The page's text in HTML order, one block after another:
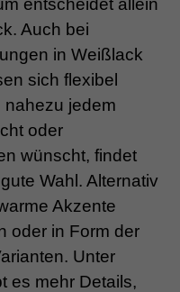
Auch bei
in Weißlack
sich flexibel
jedem
oder
wünscht, findet
Wahl. Alternativ
Akzente
oder in Form der
Unter
es mehr Details,